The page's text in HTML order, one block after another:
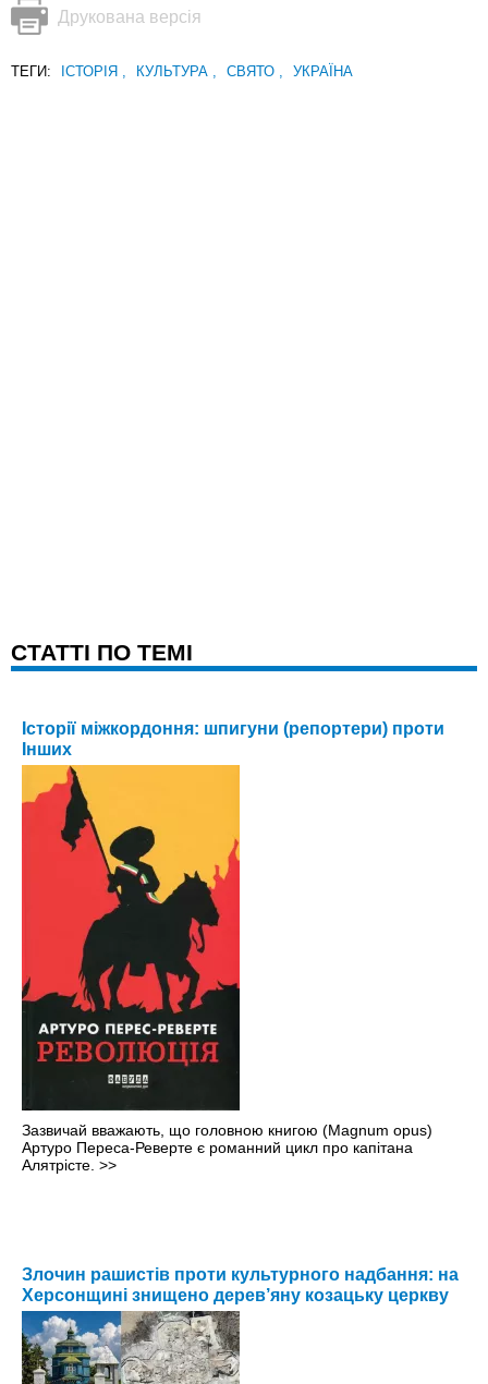
Друкована версія
ТЕГИ: ІСТОРІЯ , КУЛЬТУРА , СВЯТО , УКРАЇНА
CТАТТІ ПО ТЕМІ
Історії міжкордоння: шпигуни (репортери) проти
Інших
Зазвичай вважають, що головною книгою (Magnum opus)
Артуро Переса-Реверте є романний цикл про капітана
Алятрісте. >>
Злочин рашистів проти культурного надбання: на
Херсонщині знищено дерев’яну козацьку церкву